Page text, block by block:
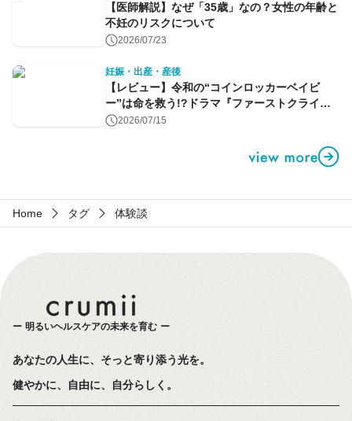
【医師解説】なぜ「35歳」なの？女性の年齢と
不妊のリスクについて
2026/07/23
妊娠・出産・産後
【レビュー】令和の“コインロッカーベイビ
ー”は命を救う!?ドラマ『ファーストクライ』
第1話2026/07/15
Home タグ 体験談
明るいヘルスケアの未来を育む
あなたの人生に、そっと寄り添う光を。
健やかに、自由に、自分らしく。